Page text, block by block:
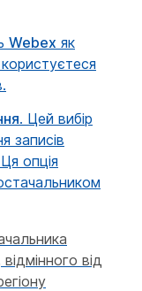
Webex як
. Цей вибір
записів
опція
від